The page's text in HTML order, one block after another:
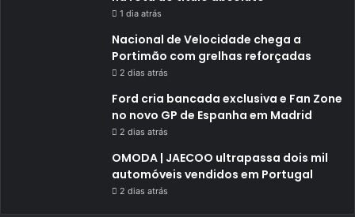
1 dia atrás
Nacional de Velocidade chega a
Portimão com grelhas reforçadas
2 dias atrás
Ford cria bancada exclusiva e Fan Zone
no novo GP de Espanha em Madrid
2 dias atrás
OMODA | JAECOO ultrapassa dois mil
automóveis vendidos em Portugal
2 dias atrás